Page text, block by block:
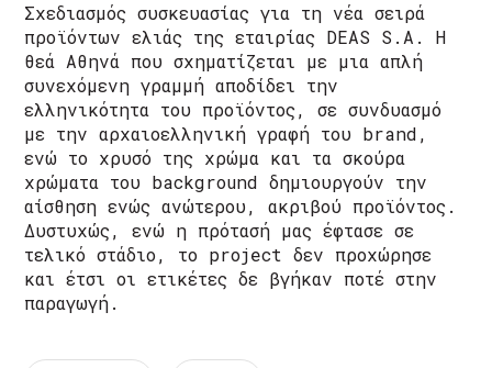
Σχεδιασμός συσκευασίας για τη νέα σειρά
προϊόντων ελιάς της εταιρίας DEAS S.A. Η
θεά Αθηνά που σχηματίζεται με μια απλή
συνεχόμενη γραμμή αποδίδει την
ελληνικότητα του προϊόντος, σε συνδυασμό
με την αρχαιοελληνική γραφή του brand,
ενώ το χρυσό της χρώμα και τα σκούρα
χρώματα του background δημιουργούν την
αίσθηση ενώς ανώτερου, ακριβού προϊόντος.
Δυστυχώς, ενώ η πρότασή μας έφτασε σε
τελικό στάδιο, το project δεν προχώρησε
και έτσι οι ετικέτες δε βγήκαν ποτέ στην
παραγωγή.